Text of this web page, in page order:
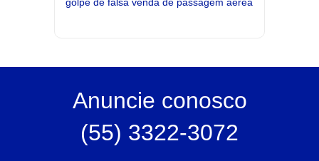
Anuncie conosco
(55) 3322-3072